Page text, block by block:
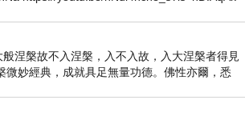
身懷鉅款
涅槃故不入涅槃，入不入故，入大涅槃者得見
微妙經典，成就具足無量功德。佛性亦爾，悉